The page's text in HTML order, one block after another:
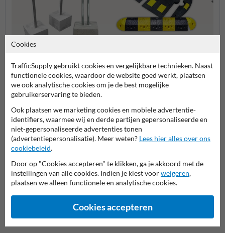
Fietsbeugels met
betonvoeten
Verkeersdrempels
Terreininrichting en wegmeubilair
Stel je vraag aan Aanrijdbeveiliging.nl
Bedrijfsnaam
Cookies
TrafficSupply gebruikt cookies en vergelijkbare technieken. Naast
functionele cookies, waardoor de website goed werkt, plaatsen
we ook analytische cookies om je de best mogelijke
gebruikerservaring te bieden.
Ook plaatsen we marketing cookies en mobiele advertentie-
identifiers, waarmee wij en derde partijen gepersonaliseerde en
niet-gepersonaliseerde advertenties tonen
(advertentiepersonalisatie). Meer weten? Lees hier alles over ons
cookiebeleid.
Door op "Cookies accepteren" te klikken, ga je akkoord met de
instellingen van alle cookies. Indien je kiest voorweigeren,
plaatsen we alleen functionele en analytische cookies.
Cookies accepteren